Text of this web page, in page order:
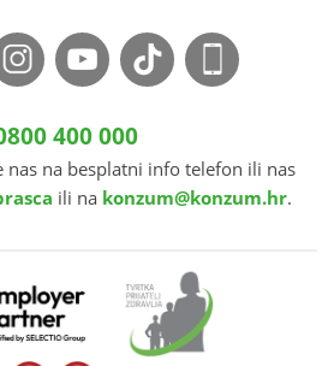
400 000
nas na besplatni info telefon ili nas
ili na konzum@konzum.hr.